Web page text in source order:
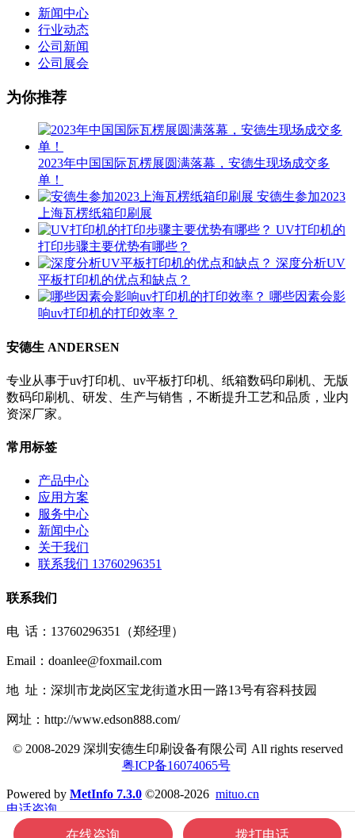
新闻中心
行业动态
公司新闻
公司展会
为你推荐
2023年中国国际瓦楞展圆满落幕，安德生现场成交多
单！
安德生参加2023
上海瓦楞纸箱印刷展
UV打印机的
打印步骤主要优势有哪些？
深度分析UV
平板打印机的优点和缺点？
哪些因素会影
响uv打印机的打印效率？
安德生 ANDERSEN
专业从事于uv打印机、uv平板打印机、纸箱数码印刷机、无版
数码印刷机、研发、生产与销售，不断提升工艺和品质，业内
资深厂家。
常用标签
产品中心
应用方案
服务中心
新闻中心
关于我们
联系我们 13760296351
联系我们
电 话：13760296351（郑经理）
Email：doanlee@foxmail.com
地 址：深圳市龙岗区宝龙街道水田一路13号有容科技园
网址：http://www.edson888.com/
© 2008-2029 深圳安德生印刷设备有限公司 All rights reserved
粤ICP备16074065号
Powered by MetInfo 7.3.0 ©2008-2026 mituo.cn
电话咨询
产品中心
在线咨询 拨打电话